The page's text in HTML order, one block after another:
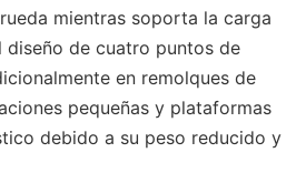
mientras soporta la carga
diseño de cuatro puntos de
en remolques de
pequeñas y plataformas
debido a su peso reducido y